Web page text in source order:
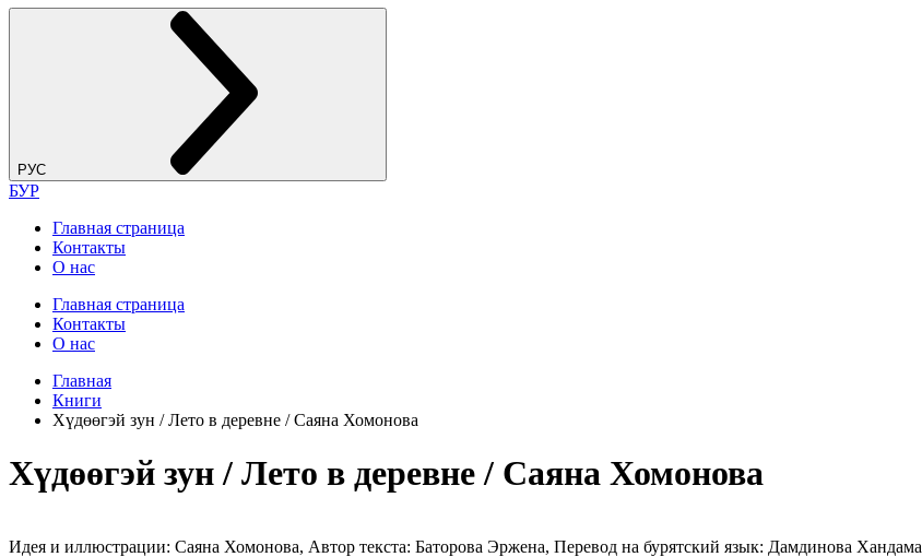
РУС
БУР
Главная страница
Контакты
О нас
Главная страница
Контакты
О нас
Главная
Книги
Хүдөөгэй зун / Лето в деревне / Саяна Хомонова
Хүдөөгэй зун / Лето в деревне / Саяна Хомонова
Идея и иллюстрации: Саяна Хомонова, Автор текста: Баторова Эржена, Перевод на бурятский язык: Дамдинова Хандама